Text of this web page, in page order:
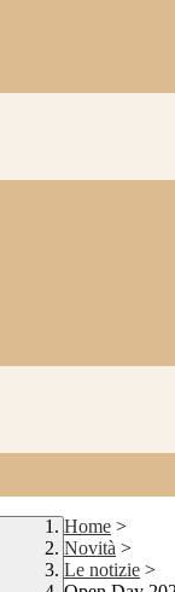
Home >
Novità >
Le notizie >